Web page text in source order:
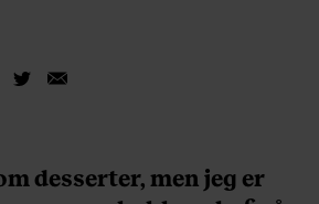
desserter, men jeg er